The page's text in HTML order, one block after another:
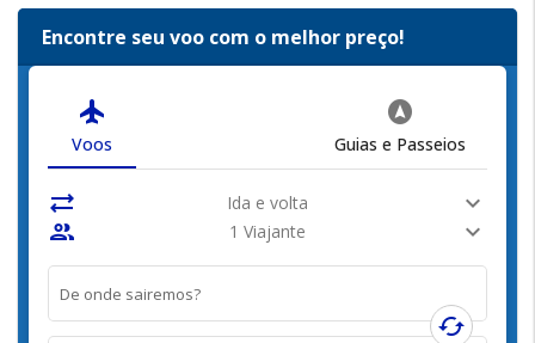
Encontre seu voo com o melhor preço!
flight
Voos
assistant_navigation
Guias e Passeios
sync_alt Ida e volta
expand_more
people
1 Viajante expand_more
De onde sairemos?
cached